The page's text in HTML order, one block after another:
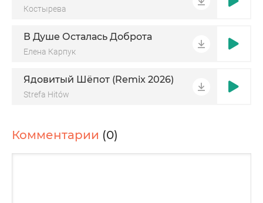
Костырева
В Душе Осталась Доброта
Елена Карпук
Ядовитый Шёпот (Remix 2026)
Strefa Hitów
Комментарии (0)